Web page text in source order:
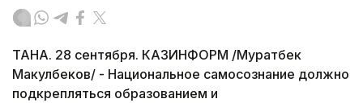
ТАНА. 28 сентября. КАЗИНФОРМ /Муратбек
Макулбеков/ - Национальное самосознание должно
подкрепляться образованием и